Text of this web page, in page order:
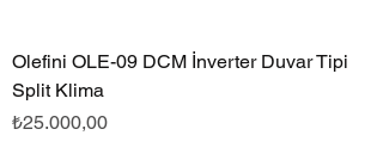
Olefini OLE-09 DCM İnverter Duvar Tipi
Split Klima
Fiyat
₺25.000,00